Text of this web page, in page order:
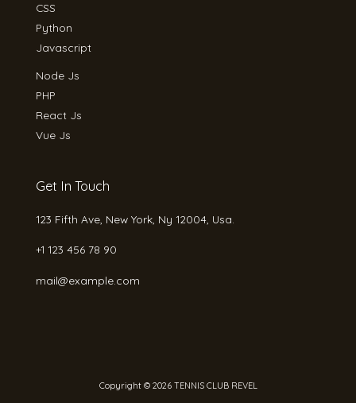
CSS
Python
Javascript
Node Js
PHP
React Js
Vue Js
Get In Touch
123 Fifth Ave, New York, Ny 12004, Usa.
+1 123 456 78 90
mail@example.com
Copyright © 2026 TENNIS CLUB REVEL